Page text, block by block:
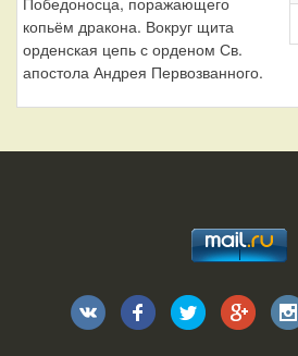
копьём дракона. Вокруг щита
орденская цепь с орденом Св.
апостола Андрея Первозванного.